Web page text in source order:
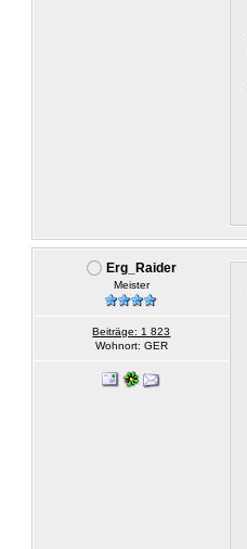
Erg_Raider
Meister
Beiträge: 1 823
Wohnort: GER